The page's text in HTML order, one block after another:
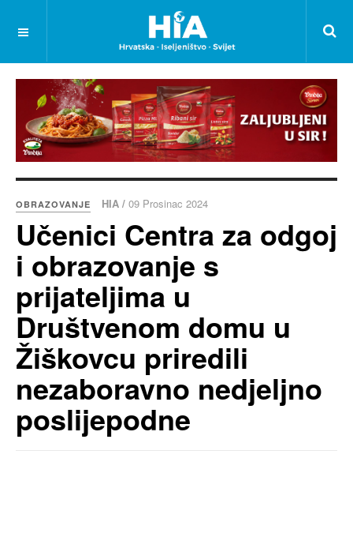
OBRAZOVANJE HIA / 09 Prosinac 2024
Učenici Centra za odgoj
i obrazovanje s
prijateljima u
Društvenom domu u
Žiškovcu priredili
nezaboravno nedjeljno
poslijepodne